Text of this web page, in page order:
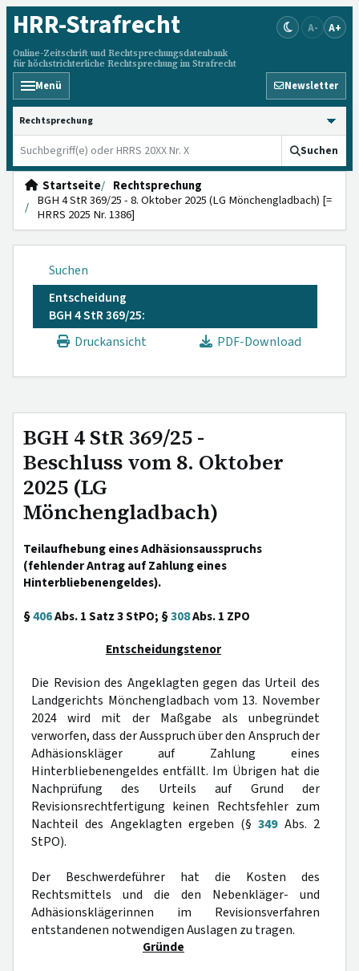
HRR-Strafrecht
Online-Zeitschrift und Rechtsprechungsdatenbank
für höchstrichterliche Rechtsprechung im Strafrecht
A- A+
Menü Newsletter
HRRS durchsuchen
Suchen
Startseite
Rechtsprechung
BGH 4 StR 369/25 - 8. Oktober 2025 (LG Mönchengladbach) [=
HRRS 2025 Nr. 1386]
Suchen
Entscheidung
BGH 4 StR 369/25:
Druckansicht
PDF-Download
BGH 4 StR 369/25 -
Beschluss vom 8. Oktober
2025 (LG
Mönchengladbach)
Teilaufhebung eines Adhäsionsausspruchs
(fehlender Antrag auf Zahlung eines
Hinterbliebenengeldes).
§406Abs. 1 Satz 3 StPO; §308Abs. 1 ZPO
Entscheidungstenor
Die Revision des Angeklagten gegen das Urteil des
Landgerichts Mönchengladbach vom 13. November
2024 wird mit der Maßgabe als unbegründet
verworfen, dass der Ausspruch über den Anspruch der
Adhäsionskläger auf Zahlung eines
Hinterbliebenengeldes entfällt. Im Übrigen hat die
Nachprüfung des Urteils auf Grund der
Revisionsrechtfertigung keinen Rechtsfehler zum
Nachteil des Angeklagten ergeben (§349Abs. 2
StPO).
Der Beschwerdeführer hat die Kosten des
Rechtsmittels und die den Nebenkläger- und
Adhäsionsklägerinnen im Revisionsverfahren
entstandenen notwendigen Auslagen zu tragen.
Gründe